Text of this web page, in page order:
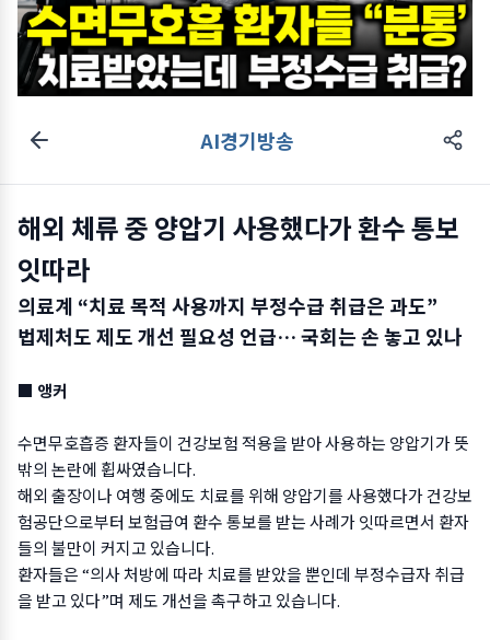
AI경기방송
해외 체류 중 양압기 사용했다가 환수 통보
잇따라
의료계 “치료 목적 사용까지 부정수급 취급은 과도”
법제처도 제도 개선 필요성 언급… 국회는 손 놓고 있나
■ 앵커
수면무호흡증 환자들이 건강보험 적용을 받아 사용하는 양압기가 뜻
밖의 논란에 휩싸였습니다.
해외 출장이나 여행 중에도 치료를 위해 양압기를 사용했다가 건강보
험공단으로부터 보험급여 환수 통보를 받는 사례가 잇따르면서 환자
들의 불만이 커지고 있습니다.
환자들은 “의사 처방에 따라 치료를 받았을 뿐인데 부정수급자 취급
을 받고 있다”며 제도 개선을 촉구하고 있습니다.